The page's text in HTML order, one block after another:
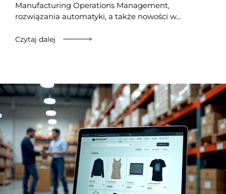
Manufacturing Operations Management,
rozwiązania automatyki, a także nowości w…
Czytaj dalej